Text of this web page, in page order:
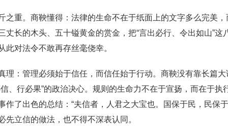
之重。商鞅懂得：法律的生命不在于纸面上的文字多么完美
长的木头、五十镒黄金的赏金，把“言出必行、令出如山”
对法令不敢再存丝毫侥幸。
理：管理必须始于信任，而信任始于行动。商鞅没有靠长篇
、行必果”的政治决心。规则的生命力不在于宣扬，而在于
作了出色的总结：“夫信者，人君之大宝也。国保于民，民保
立信的做法，也不得不深表认同。